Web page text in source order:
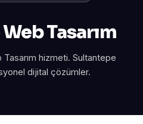
Tasarım
hizmeti. Sultantepe
dijital çözümler.